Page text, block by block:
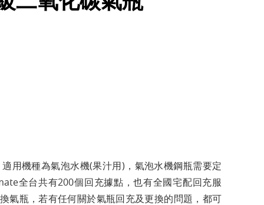
用機種為氣泡水機(果汁用)，氣泡水機鋼瓶需要定
全台共有200個回充據點，也有全國宅配回充服
氣瓶，若有任何關於氣瓶回充及更換的問題，都可